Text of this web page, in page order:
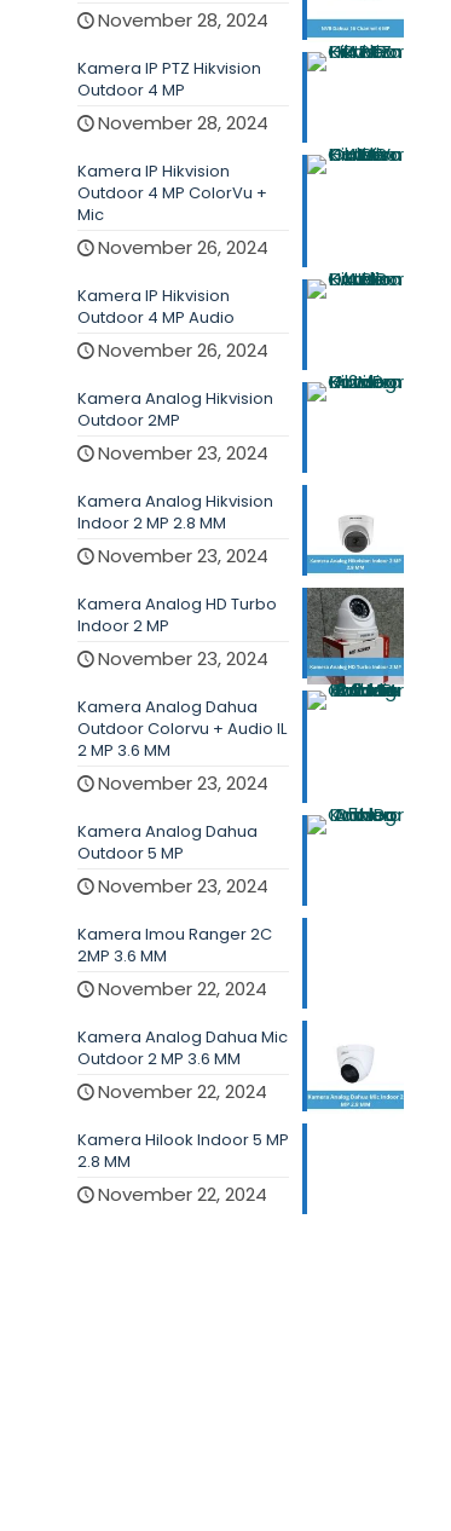
November 28, 2024
Kamera IP PTZ Hikvision
Outdoor 4 MP
November 28, 2024
Kamera IP Hikvision
Outdoor 4 MP ColorVu +
Mic
November 26, 2024
Kamera IP Hikvision
Outdoor 4 MP Audio
November 26, 2024
Kamera Analog Hikvision
Outdoor 2MP
November 23, 2024
Kamera Analog Hikvision
Indoor 2 MP 2.8 MM
November 23, 2024
Kamera Analog HD Turbo
Indoor 2 MP
November 23, 2024
Kamera Analog Dahua
Outdoor Colorvu + Audio IL
2 MP 3.6 MM
November 23, 2024
Kamera Analog Dahua
Outdoor 5 MP
November 23, 2024
Kamera Imou Ranger 2C
2MP 3.6 MM
November 22, 2024
Kamera Analog Dahua Mic
Outdoor 2 MP 3.6 MM
November 22, 2024
Kamera Hilook Indoor 5 MP
2.8 MM
November 22, 2024